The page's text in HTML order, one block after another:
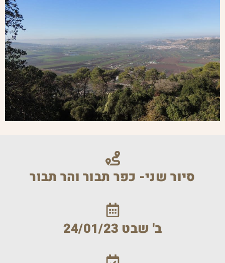
סיור שני- כפר תבור והר תבור
ב' שבט 24/01/23